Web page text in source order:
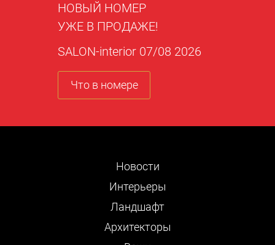
НОВЫЙ НОМЕР
УЖЕ В ПРОДАЖЕ!
SALON-interior 07/08 2026
Что в номере
Новости
Интерьеры
Ландшафт
Архитекторы